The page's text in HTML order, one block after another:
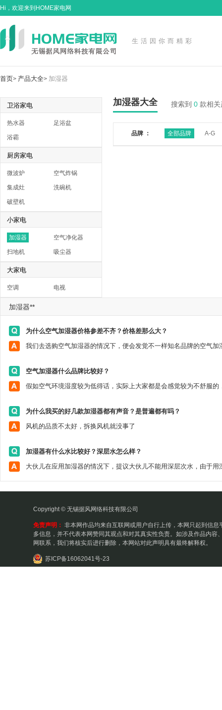
Hi，欢迎来到HOME家电网
生活因你而精彩
首页> 产品大全> 加湿器
卫浴家电
热水器 足浴盆
浴霸
厨房家电
微波炉 空气炸锅
集成灶 洗碗机
破壁机
小家电
加湿器 空气净化器
扫地机 吸尘器
大家电
空调 电视
加湿器大全 搜索到 0 款相关
品牌 ： 全部品牌 A-G
加湿器**
为什么空气加湿器价格参差不齐？价格差那么大？
空气加湿器什么品牌比较好？
为什么我买的好几款加湿器都有声音？是普遍都有吗？
风机的品质不太好，拆换风机就没事了
加湿器有什么水比较好？深层水怎么样？
Copyright © 无锡据风网络科技有限公司
免责声明： 非本网作品均来自互联网或用户自行上传，本网只起到信息
多信息，并不代表本网赞同其观点和对其真实性负责。如涉及作品内容
网联系，我们将核实后进行删除，本网站对此声明具有最终解释权。
苏ICP备16062041号-23